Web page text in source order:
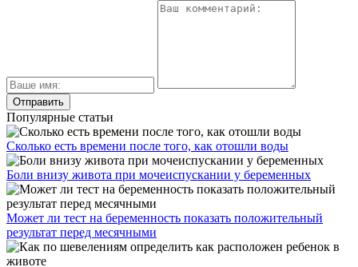
Популярные статьи
Сколько есть времени после того, как отошли воды
Боли внизу живота при мочеиспускании у беременных
Может ли тест на беременность показать положительный
результат перед месячными